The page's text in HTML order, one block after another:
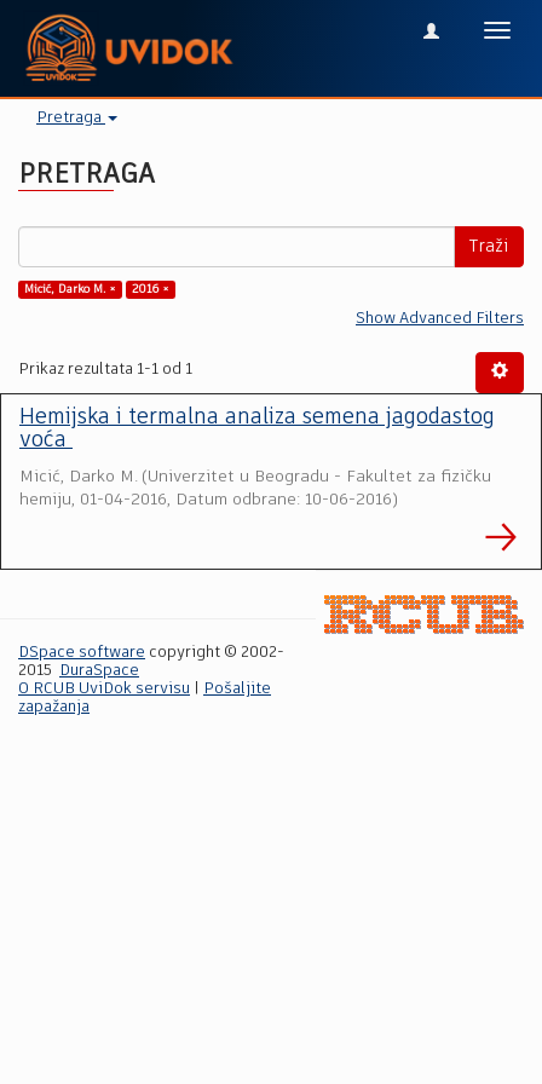
Pretraga
PRETRAGA
Traži
Micić, Darko M. × 2016 ×
Show Advanced Filters
Prikaz rezultata 1-1 od 1
Hemijska i termalna analiza semena jagodastog
voća
Micić, Darko M. (Univerzitet u Beogradu - Fakultet za fizičku
hemiju, 01-04-2016, Datum odbrane: 10-06-2016)
DSpace software copyright © 2002-
2015
DuraSpace
O RCUB UviDok servisu
Pošaljite
zapažanja